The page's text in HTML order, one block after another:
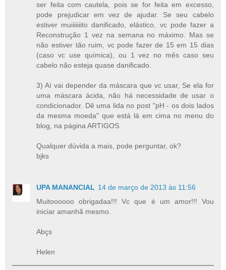
ser feita com cautela, pois se for feita em excesso,
pode prejudicar em vez de ajudar. Se seu cabelo
estiver muiiiiiiito danificado, elástico, vc pode fazer a
Reconstrução 1 vez na semana no máximo. Mas se
não estiver tão ruim, vc pode fazer de 15 em 15 dias
(caso vc use química), ou 1 vez no mês caso seu
cabelo não esteja quase danificado.
3) Aí vai depender da máscara que vc usar, Se ela for
uma máscara ácida, não há necessidade de usar o
condicionador. Dê uma lida no post "pH - os dois lados
da mesma moeda" que está lá em cima no menu do
blog, na página ARTIGOS.
Qualquer dúvida a mais, pode perguntar, ok?
bjks
UPA MANANCIAL 14 de março de 2013 às 11:56
Muitoooooo obrigadaa!!! Vc que é um amor!!! Vou
iniciar amanhã mesmo.
Abçs
Helen